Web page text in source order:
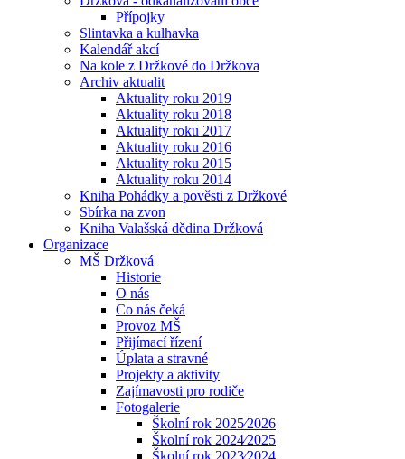
Přípojky
Slintavka a kulhavka
Kalendář akcí
Na kole z Držkové do Držkova
Archiv aktualit
Aktuality roku 2019
Aktuality roku 2018
Aktuality roku 2017
Aktuality roku 2016
Aktuality roku 2015
Aktuality roku 2014
Kniha Pohádky a pověsti z Držkové
Sbírka na zvon
Kniha Valašská dědina Držková
Organizace
MŠ Držková
Historie
O nás
Co nás čeká
Provoz MŠ
Přijímací řízení
Úplata a stravné
Projekty a aktivity
Zajímavosti pro rodiče
Fotogalerie
Školní rok 2025⁄2026
Školní rok 2024⁄2025
Školní rok 2023⁄2024